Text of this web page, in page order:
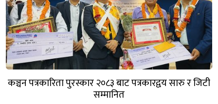
कञ्चन पत्रकारिता पुरस्कार २०८३ बाट पत्रकारद्वय सारु र जिटी
सम्मानित